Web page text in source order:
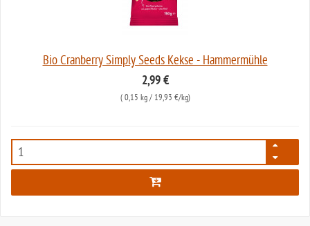
Bio Cranberry Simply Seeds Kekse - Hammermühle
2,99 €
( 0,15 kg/ 19,93 €/kg)
6740